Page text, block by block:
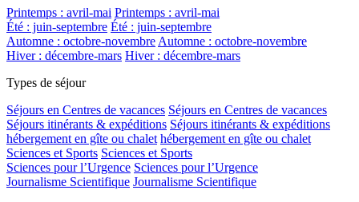
Printemps : avril-mai Printemps : avril-mai
Été : juin-septembre Été : juin-septembre
Automne : octobre-novembreAutomne : octobre-novembre
Hiver : décembre-mars Hiver : décembre-mars
Types de séjour
Séjours en Centres de vacances Séjours en Centres de vacances
Séjours itinérants & expéditions Séjours itinérants & expéditions
hébergement en gîte ou chalet hébergement en gîte ou chalet
Sciences et Sports Sciences et Sports
Sciences pour l’Urgence Sciences pour l’Urgence
Journalisme Scientifique Journalisme Scientifique